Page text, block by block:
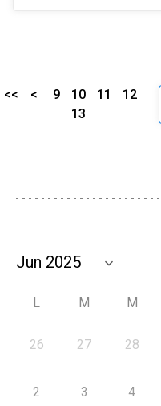
<< < 9 10 11
12
13
L M M
26 27 28
2 3 4